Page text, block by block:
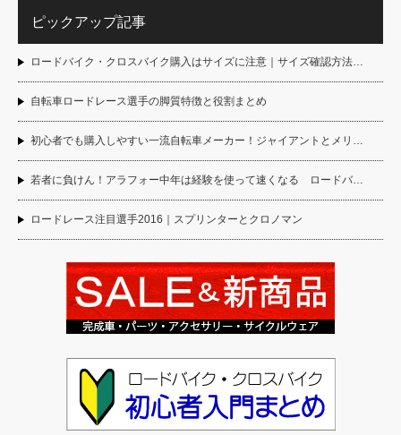
ピックアップ記事
ロードバイク・クロスバイク購入はサイズに注意｜サイズ確認方法…
自転車ロードレース選手の脚質特徴と役割まとめ
初心者でも購入しやすい一流自転車メーカー！ジャイアントとメリ…
若者に負けん！アラフォー中年は経験を使って速くなる ロードバ…
ロードレース注目選手2016｜スプリンターとクロノマン